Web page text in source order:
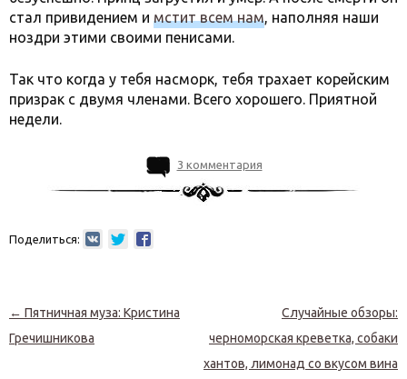
стал привидением и мстит всем нам, наполняя наши
ноздри этими своими пенисами.
Так что когда у тебя насморк, тебя трахает корейским
призрак с двумя членами. Всего хорошего. Приятной
недели.
3 комментария
Поделиться:
Навигация по записям
← Пятничная муза: Кристина
Гречишникова
Случайные обзоры:
черноморская креветка, собаки
хантов, лимонад со вкусом вина